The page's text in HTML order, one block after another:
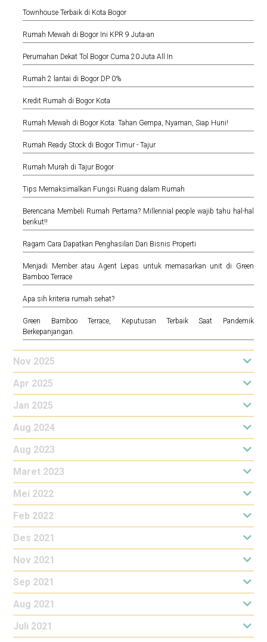
Townhouse Terbaik di Kota Bogor
Rumah Mewah di Bogor Ini KPR 9 Juta-an
Perumahan Dekat Tol Bogor Cuma 20 Juta All In
Rumah 2 lantai di Bogor DP 0%
Kredit Rumah di Bogor Kota
Rumah Mewah di Bogor Kota: Tahan Gempa, Nyaman, Siap Huni!
Rumah Ready Stock di Bogor Timur - Tajur
Rumah Murah di Tajur Bogor
Tips Memaksimalkan Fungsi Ruang dalam Rumah
Berencana Membeli Rumah Pertama? Millennial people wajib tahu hal-hal
berikut!!
Ragam Cara Dapatkan Penghasilan Dari Bisnis Properti
Menjadi Member atau Agent Lepas untuk memasarkan unit di Green
Bamboo Terrace
Apa sih kriteria rumah sehat?
Green Bamboo Terrace, Keputusan Terbaik Saat Pandemik
Berkepanjangan.
Nov 2025
Apr 2025
Jan 2025
Aug 2024
Aug 2023
Maret 2023
Mei 2022
Feb 2022
Des 2021
Nov 2021
Sep 2021
Aug 2021
Juli 2021